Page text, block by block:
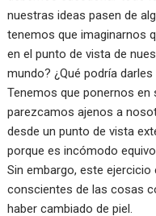
nuestras ideas pasen de
tenemos que imaginarnos
en el punto de vista de
mundo? ¿Qué podría
Tenemos que ponernos en
parezcamos ajenos a
desde un punto de vista
porque es incómodo
Sin embargo, este
conscientes de las cosas
haber cambiado de piel.